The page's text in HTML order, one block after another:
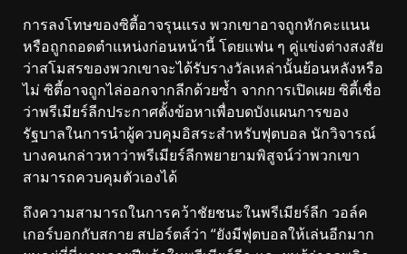
การลงโทษของซิตี้อาจรุนแรง พวกเขาอาจถูกหักคะแนน
หรือถูกถอดตำแหน่งก่อนหน้านี้ โดยแฟน ๆ คู่แข่งต่างสงสัย
ว่าสโมสรของพวกเขาจะได้รับรางวัลเหล่านั้นย้อนหลังหรือ
ไม่ ซิตี้อาจถูกไล่ออกจากลีกด้วยซ้ำ จากการเปิดเผย ซิตี้เชื่อ
ว่าพรีเมียร์ลีกประกาศตั้งข้อหาเพื่อบดบังแผนการของ
รัฐบาลในการนำผู้ควบคุมอิสระสำหรับฟุตบอล นักวิจารณ์
บางคนกล่าวหาว่าพรีเมียร์ลีกพยายามพิสูจน์ว่าพวกเขา
สามารถควบคุมตัวเองได้
ถึงความสามารถในการคว้าชัยชนะในพรีเมียร์ลีก วอล์ค
เกอร์บอกกับสกาย สปอร์ตส์ว่า “ยังมีฟุตบอลให้เล่นอีกมาก